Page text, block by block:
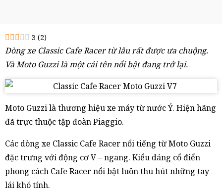
3 (2)
Dòng xe Classic Cafe Racer từ lâu rất được ưa chuộng.
Và Moto Guzzi là một cái tên nổi bật đang trở lại.
Moto Guzzi là thương hiệu xe máy từ nước Ý. Hiện hãng
đã trực thuộc tập đoàn Piaggio.
Các dòng xe Classic Cafe Racer nổi tiếng từ Moto Guzzi
đặc trưng với động cơ V – ngang. Kiểu dáng cổ điển
phong cách Cafe Racer nổi bật luôn thu hút những tay
lái khó tính.